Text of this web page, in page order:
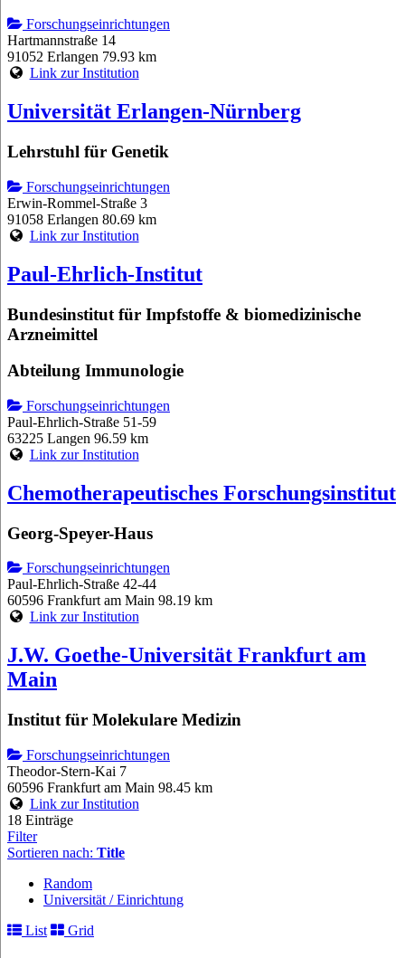
Forschungseinrichtungen
Hartmannstraße 14
91052 Erlangen 79.93 km
Link zur Institution
Universität Erlangen-Nürnberg
Lehrstuhl für Genetik
Forschungseinrichtungen
Erwin-Rommel-Straße 3
91058 Erlangen 80.69 km
Link zur Institution
Paul-Ehrlich-Institut
Bundesinstitut für Impfstoffe & biomedizinische
Arzneimittel
Abteilung Immunologie
Forschungseinrichtungen
Paul-Ehrlich-Straße 51-59
63225 Langen 96.59 km
Link zur Institution
Chemotherapeutisches Forschungsinstitut
Georg-Speyer-Haus
Forschungseinrichtungen
Paul-Ehrlich-Straße 42-44
60596 Frankfurt am Main 98.19 km
Link zur Institution
J.W. Goethe-Universität Frankfurt am
Main
Institut für Molekulare Medizin
Forschungseinrichtungen
Theodor-Stern-Kai 7
60596 Frankfurt am Main 98.45 km
Link zur Institution
18 Einträge
Filter
Sortieren nach: Title
Random
Universität / Einrichtung
List
Grid